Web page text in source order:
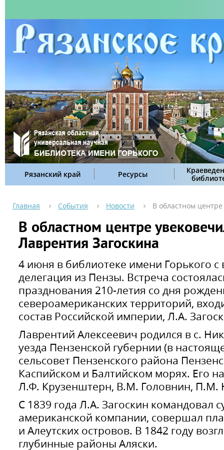
Рязанский край Ресурсы
Главная События Новости В областном
В областном центре
Лаврентия Загоскина
4 июня в библиотеке имени Горького
делегация из Пензы. Встреча
празднования 210-летия со дня
североамериканских территорий,
состав Российской империи, Л.А.
Лаврентий Алексеевич родился в с.
уезда Пензенской губернии (в
сельсовет Пензенского района
Каспийском и Балтийском морях. Его
Л.Ф. Крузенштерн, В.М. Головнин, П.М.
С 1839 года Л.А. Загоскин командовал
американской компании, совершал
и Алеутских островов. В 1842 году
глубинные районы Аляски.